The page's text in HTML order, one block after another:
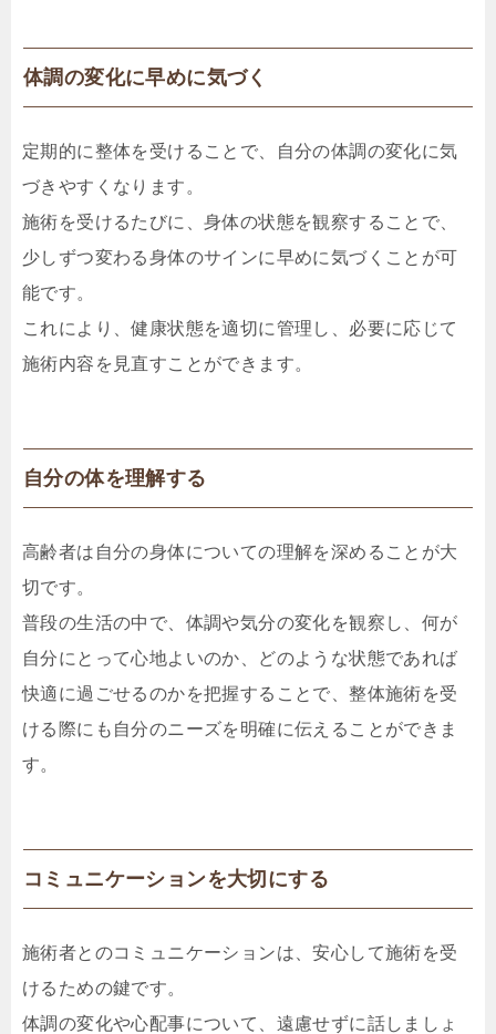
体調の変化に早めに気づく
定期的に整体を受けることで、自分の体調の変化に気
づきやすくなります。
施術を受けるたびに、身体の状態を観察することで、
少しずつ変わる身体のサインに早めに気づくことが可
能です。
これにより、健康状態を適切に管理し、必要に応じて
施術内容を見直すことができます。
自分の体を理解する
高齢者は自分の身体についての理解を深めることが大
切です。
普段の生活の中で、体調や気分の変化を観察し、何が
自分にとって心地よいのか、どのような状態であれば
快適に過ごせるのかを把握することで、整体施術を受
ける際にも自分のニーズを明確に伝えることができま
す。
コミュニケーションを大切にする
施術者とのコミュニケーションは、安心して施術を受
けるための鍵です。
体調の変化や心配事について、遠慮せずに話しましょ